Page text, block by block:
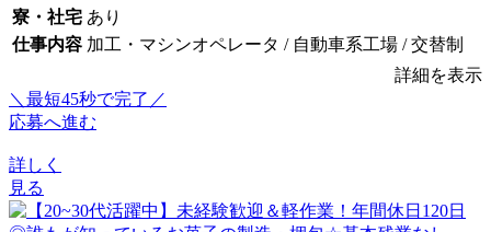
寮・社宅 あり
仕事内容 加工・マシンオペレータ / 自動車系工場 / 交替制
詳細を表示
＼最短45秒で完了／
応募へ進む
詳しく
見る